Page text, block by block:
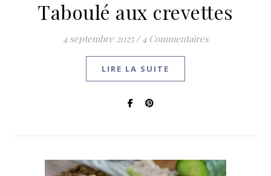
Taboulé aux crevettes
4 septembre 2025 / 4 Commentaires
LIRE LA SUITE